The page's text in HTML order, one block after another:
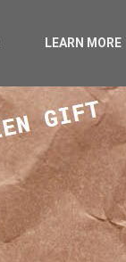
LEARN MORE